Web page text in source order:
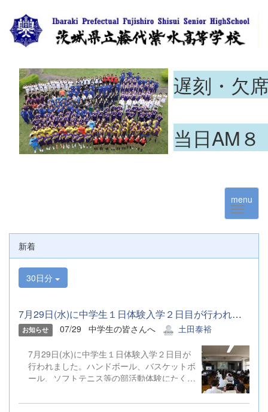
遅刻・欠
当日AM
menu
新着
30日分
7月29日(水)に中学生１日体験入学２日目が行われました。ハンドボ...
お知らせ 07/29 中学生の皆さんへ 土田泰裕
7月29日(水)に中学生１日体験入学２日目が
行われました。ハンドボール、バスケットボ
ール、ソフトテニス等の部活動体験にたくさ